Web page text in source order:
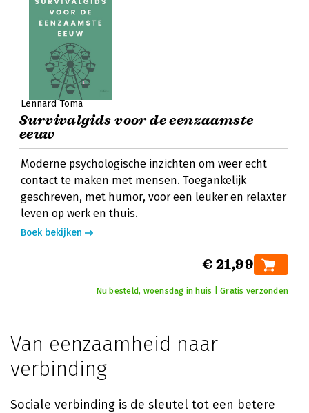
Lennard Toma
Survivalgids voor de eenzaamste
eeuw
Moderne psychologische inzichten om weer echt
contact te maken met mensen. Toegankelijk
geschreven, met humor, voor een leuker en relaxter
leven op werk en thuis.
Boek bekijken
€ 21,99
Nu besteld, woensdag in huis | Gratis verzonden
Van eenzaamheid naar
verbinding
Sociale verbinding is de sleutel tot een betere